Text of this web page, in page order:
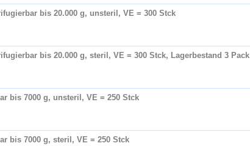
bis 20.000 g, unsteril, VE = 300 Stck
bis 20.000 g, steril, VE = 300 Stck, Lagerbestand 3 Pack
bis 7000 g, unsteril, VE = 250 Stck
bis 7000 g, steril, VE = 250 Stck